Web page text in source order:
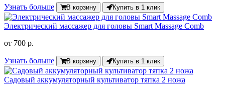
Узнать больше В корзину Купить в 1 клик
Электрический массажер для головы Smart Massage Comb
от 700 р.
Узнать больше В корзину Купить в 1 клик
Садовый аккумуляторный культиватор тяпка 2 ножа